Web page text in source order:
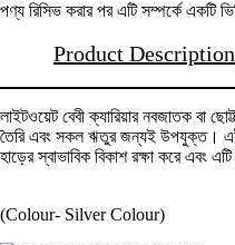
পণ্য রিসিভ করার পর এটি সম্পর্কে একটি
Product Description
লাইটওয়েট বেবী ক্যারিয়ার নবজাতক বা
তৈরি এবং সকল ঋতুর জন্যই উপযুক্ত। এই
হাড়ের স্বাভাবিক বিকাশ রক্ষা করে এবং
(Colour- Silver Colour)